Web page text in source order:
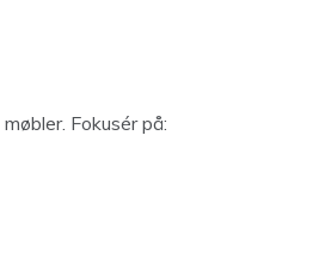
Fokusér på: